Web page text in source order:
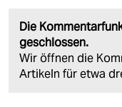
Die
geschlossen.
Wir öffnen die
Artikeln für etwa